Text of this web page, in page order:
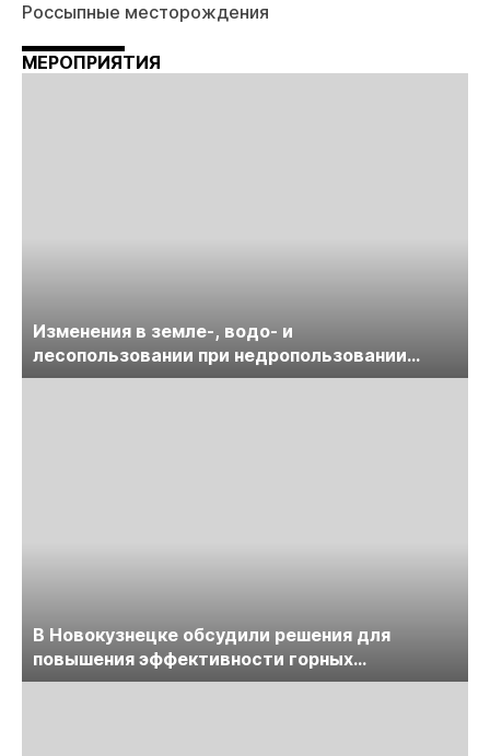
Россыпные месторождения
МЕРОПРИЯТИЯ
Изменения в земле-, водо- и
лесопользовании при недропользовании
обсудят на семинаре «ПравоТЭК»
В Новокузнецке обсудили решения для
повышения эффективности горных
предприятий